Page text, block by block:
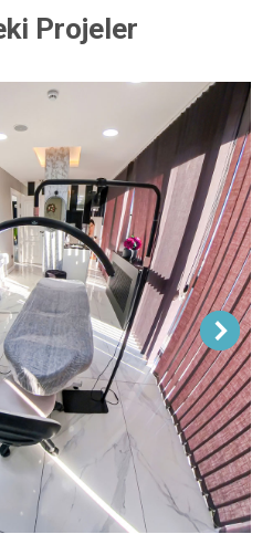
Projeler